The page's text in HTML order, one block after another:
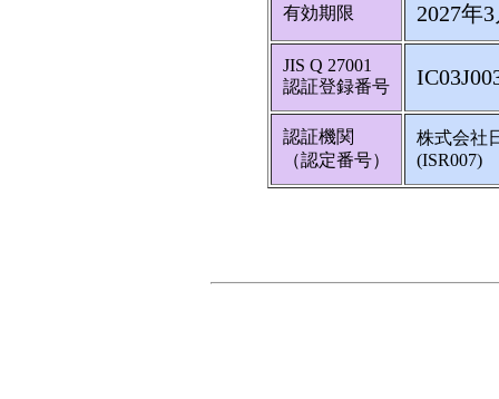
有効期限 2027年
JIS Q 27001
認証登録番号
認証機関
（認定番号）
株式会社
(ISR007)